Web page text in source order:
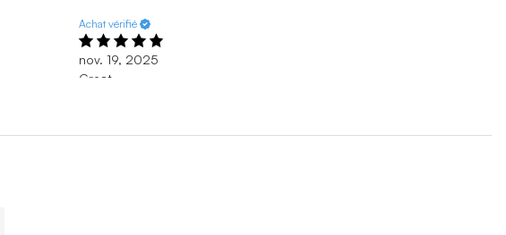
Achat vérifié
nov. 19, 2025
Great